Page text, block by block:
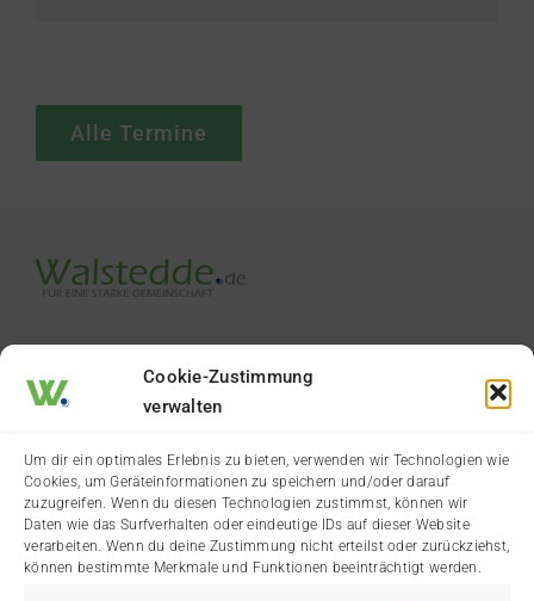
Cookie-Zustimmung
verwalten
Um dir ein optimales Erlebnis zu bieten, verwenden wir Technologien wie
Cookies, um Geräteinformationen zu speichern und/oder darauf
zuzugreifen. Wenn du diesen Technologien zustimmst, können wir
Daten wie das Surfverhalten oder eindeutige IDs auf dieser Website
verarbeiten. Wenn du deine Zustimmung nicht erteilst oder zurückziehst,
können bestimmte Merkmale und Funktionen beeinträchtigt werden.
Alle Termine
Aktuelle Dorfgeschichten
Städtische Meldungen
Wälster Branchenbuch
Der Heimatverein